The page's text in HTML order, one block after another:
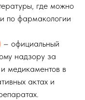
где можно
по фармакологии
– официальный
надзору за
медикаментов в
актах и